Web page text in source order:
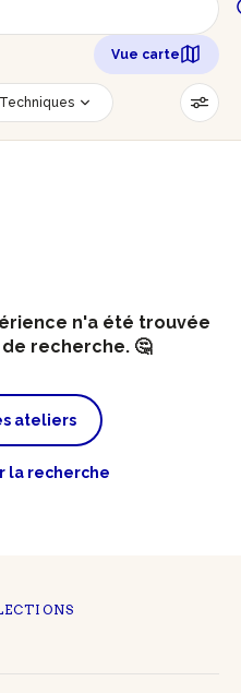
Vue carte
Techniques
n'a été trouvée
recherche. 🤔
ateliers
la recherche